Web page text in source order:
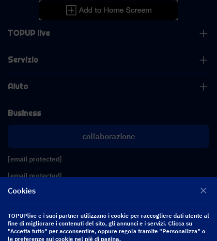
TOPUP live
Servizio
Aiuto
Business
collaborazione
[email protected]
[email protected]
Seguici
Copyright 2026 SEA WHALE TECHNOLOGY PTE.LTD. All Rights Reserved.
Cookies
TOPUPlive e i suoi partner utilizzano i cookie per raccogliere dati utente al
fine di migliorare i contenuti del sito, gli annunci e i servizi. Clicca su
"Accetta tutto" per acconsentire, oppure regola tramite "Personalizza" o
le preferenze sui cookie nel piè di pagina.